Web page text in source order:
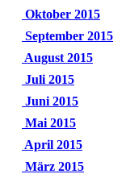
Oktober 2015
September 2015
August 2015
Juli 2015
Juni 2015
Mai 2015
April 2015
März 2015